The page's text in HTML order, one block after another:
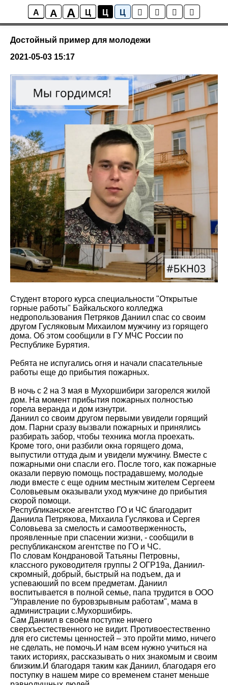
A A A Ц Ц Ц
Новости колледжа
Достойный пример для молодежи
2021-05-03 15:17
Студент второго курса специальности "Открытые
горные работы" Байкальского колледжа
недропользования Петряков Даниил спас со своим
другом Гусляковым Михаилом мужчину из горящего
дома. Об этом сообщили в ГУ МЧС России по
Республике Бурятия.
Ребята не испугались огня и начали спасательные
работы еще до прибытия пожарных.
В ночь с 2 на 3 мая в Мухоршибири загорелся жилой
дом. На момент прибытия пожарных полностью
горела веранда и дом изнутри.
Даниил со своим другом первыми увидели горящий
дом. Парни сразу вызвали пожарных и принялись
разбирать забор, чтобы техника могла проехать.
Кроме того, они разбили окна горящего дома,
выпустили оттуда дым и увидели мужчину. Вместе с
пожарными они спасли его. После того, как пожарные
оказали первую помощь пострадавшему, молодые
люди вместе с еще одним местным жителем Сергеем
Соловьевым оказывали уход мужчине до прибытия
скорой помощи.
Республиканское агентство ГО и ЧС благодарит
Даниила Петрякова, Михаила Гуслякова и Сергея
Соловьева за смелость и самоотверженность,
проявленные при спасении жизни, - сообщили в
республиканском агентстве по ГО и ЧС.
По словам Кондрановой Татьяны Петровны,
классного руководителя группы 2 ОГР19а, Даниил-
скромный, добрый, быстрый на подъем, да и
успеваюший по всем предметам. Даниил
воспитывается в полной семье, папа трудится в ООО
"Управление по буровзрывным работам", мама в
администрации с.Мухоршибирь.
Сам Даниил в своём поступке ничего
сверхъестественного не видит. Противоестественно
для его системы ценностей – это пройти мимо, ничего
не сделать, не помочь.И нам всем нужно учиться на
таких историях, рассказывать о них знакомым и своим
близким.И благодаря таким как Даниил, благодаря его
поступку в нашем мире со временем станет меньше